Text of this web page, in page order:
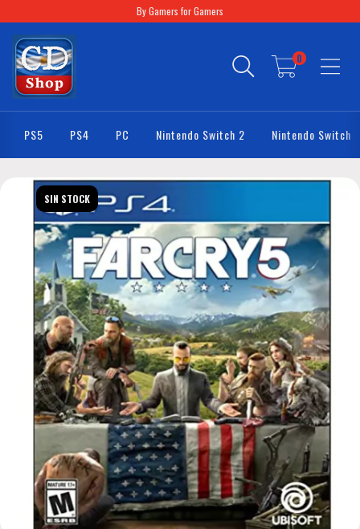
By Gamers for Gamers
0
PS5 PS4 PC Nintendo Switch 2 Nintendo Switch
SIN STOCK